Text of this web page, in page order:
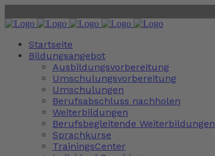
Startseite
Bildungsangebot
Ausbildungsvorbereitung
Umschulungsvorbereitung
Umschulungen
Berufsabschluss nachholen
Weiterbildungen
Berufsbegleitende Weiterbildungen
Sprachkurse
TrainingsCenter